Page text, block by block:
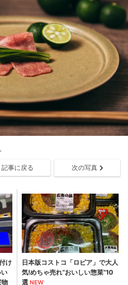
記事に戻る 次の写真